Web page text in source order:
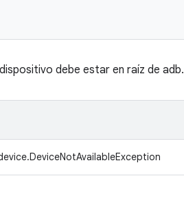
debe estar en raíz de adb.